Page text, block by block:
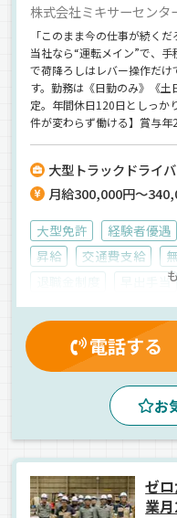
株式会社ミキサーセンタ
「このまま今の仕事が続く
当社なら“運転メイン”で、
で荷降ろしはレバー操作だ
す。勤務は《日勤のみ》《
定。年間休日120日としっか
件が変わらず働ける】賞与
大型トラックドライ
月給300,000円～
大型免許 経験者優遇
昇給
交通費支給
早出手当
制服・作業着貸与
雇
資格取得制度
厚生年金
昼 朝 夕方
ドライブレコーダー
液体 ミキ
電話する
お
ゼ
業